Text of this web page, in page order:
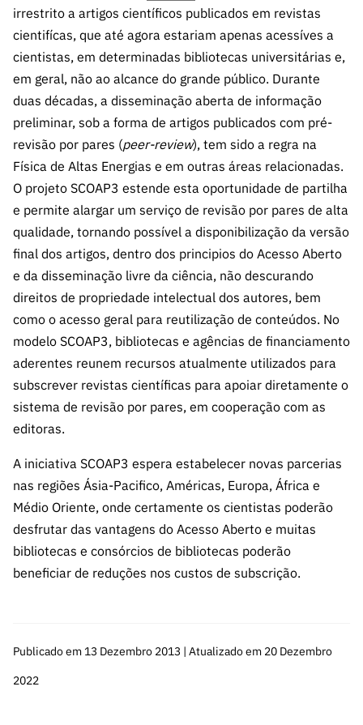
irrestrito a artigos científicos publicados em revistas
cientifícas, que até agora estariam apenas acessíves a
cientistas, em determinadas bibliotecas universitárias e,
em geral, não ao alcance do grande público. Durante
duas décadas, a disseminação aberta de informação
preliminar, sob a forma de artigos publicados com pré-
revisão por pares (peer-review), tem sido a regra na
Física de Altas Energias e em outras áreas relacionadas.
O projeto SCOAP3 estende esta oportunidade de partilha
e permite alargar um serviço de revisão por pares de alta
qualidade, tornando possível a disponibilização da versão
final dos artigos, dentro dos principios do Acesso Aberto
e da disseminação livre da ciência, não descurando
direitos de propriedade intelectual dos autores, bem
como o acesso geral para reutilização de conteúdos. No
modelo SCOAP3, bibliotecas e agências de financiamento
aderentes reunem recursos atualmente utilizados para
subscrever revistas científicas para apoiar diretamente o
sistema de revisão por pares, em cooperação com as
editoras.
A iniciativa SCOAP3 espera estabelecer novas parcerias
nas regiões Ásia-Pacifico, Américas, Europa, África e
Médio Oriente, onde certamente os cientistas poderão
desfrutar das vantagens do Acesso Aberto e muitas
bibliotecas e consórcios de bibliotecas poderão
beneficiar de reduções nos custos de subscrição.
Publicado em 13 Dezembro 2013 | Atualizado em 20 Dezembro
2022